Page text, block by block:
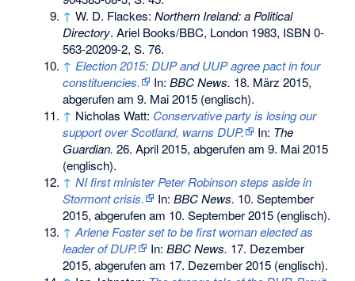
↑ W. D. Flackes:Northern Ireland: a Political
Directory. Ariel Books/BBC, London 1983, ISBN 0-
563-20209-2, S. 76.
↑ Election 2015: DUP and UUP agree pact in four
constituencies.
In:BBC News. 18. März 2015,
abgerufen am 9. Mai 2015 (englisch).
↑ Nicholas Watt: Conservative party is losing our
support over Scotland, warns DUP.
In: The
Guardian. 26. April 2015, abgerufen am 9. Mai 2015
(englisch).
↑ NI first minister Peter Robinson steps aside in
Stormont crisis.
In:BBC News. 10. September
2015, abgerufen am 10. September 2015 (englisch).
↑ Arlene Foster set to be first woman elected as
leader of DUP.
In:BBC News. 17. Dezember
2015, abgerufen am 17. Dezember 2015 (englisch).